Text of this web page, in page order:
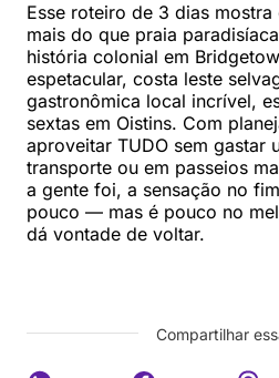
Esse roteiro de 3 dias
mais do que praia
história colonial em
espetacular, costa leste
gastronômica local incrível,
sextas em Oistins. Com
aproveitar TUDO sem gastar
transporte ou em passeios
a gente foi, a sensação no
pouco — mas é pouco no
dá vontade de voltar.
Compartilhar